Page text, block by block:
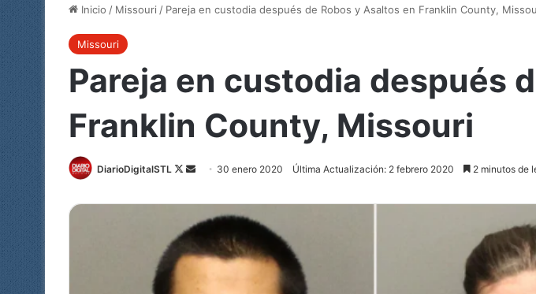
Inicio / Missouri / Pareja en custodia después de Robos y Asaltos en Franklin County,
Missouri
Pareja en custodia después
Franklin County, Missouri
DiarioDigitalSTL
Follow
X
Send
email
30 enero 2020 Última Actualización: 2 febrero 2020 2 minutos de